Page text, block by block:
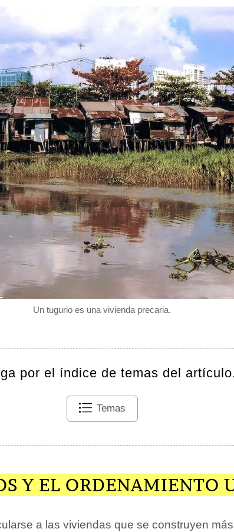
Un tugurio es una vivienda precaria.
por el índice de temas del
Temas
Y EL ORDENAMIENTO
a las viviendas que se construyen